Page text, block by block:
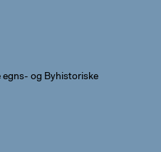
egns- og Byhistoriske